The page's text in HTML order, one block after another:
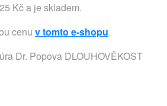
Kč a je skladem.
cenu v tomto e-shopu.
Dr. Popova DLOUHOVĚKOST